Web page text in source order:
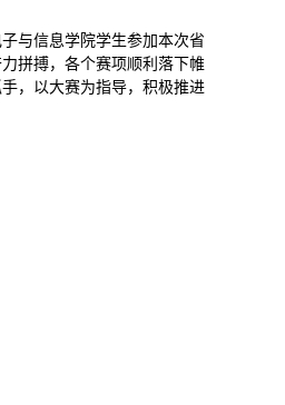
与信息学院学生参加本次省
拼搏，各个赛项顺利落下帷
，以大赛为指导，积极推进